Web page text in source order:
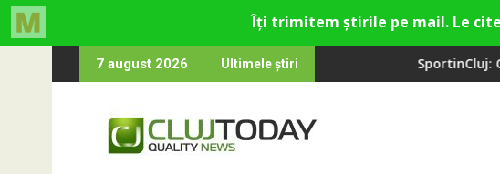
to
7 august 2026 Ultimele știri
și de divertisment din Cluj-Napoca
devine o întrebare SportinCluj: Cine este